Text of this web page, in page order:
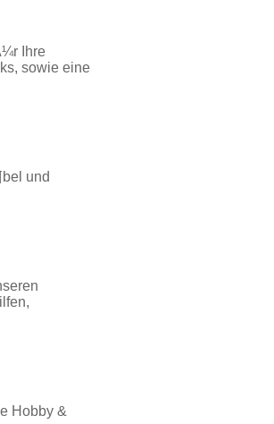
Ihre
sowie eine
und
Hobby &